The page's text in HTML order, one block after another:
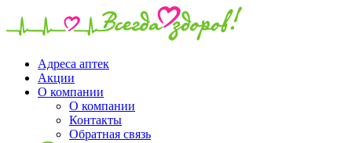
Адреса аптек
Акции
О компании
О компании
Контакты
Обратная связь